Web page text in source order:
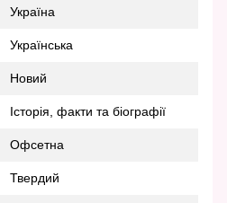
Україна
Українська
Новий
Історія, факти та біографії
Офсетна
Твердий